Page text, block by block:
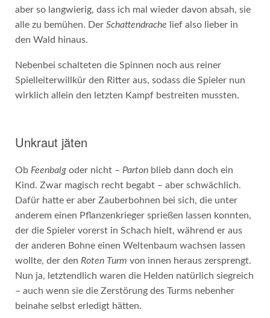
aber so langwierig, dass ich mal wieder davon absah, sie
alle zu bemühen. Der Schattendrache lief also lieber in
den Wald hinaus.
Nebenbei schalteten die Spinnen noch aus reiner
Spielleiterwillkür den Ritter aus, sodass die Spieler nun
wirklich allein den letzten Kampf bestreiten mussten.
Unkraut jäten
Ob Feenbalgoder nicht – Partonblieb dann doch ein
Kind. Zwar magisch recht begabt – aber schwächlich.
Dafür hatte er aber Zauberbohnen bei sich, die unter
anderem einen Pflanzenkrieger sprießen lassen konnten,
der die Spieler vorerst in Schach hielt, während er aus
der anderen Bohne einen Weltenbaum wachsen lassen
wollte, der den Roten Turm von innen heraus zersprengt.
Nun ja, letztendlich waren die Helden natürlich siegreich
– auch wenn sie die Zerstörung des Turms nebenher
beinahe selbst erledigt hätten.